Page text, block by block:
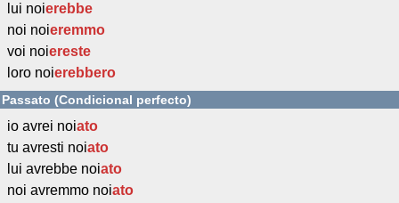
lui noierebbe
noi noieremmo
voi noiereste
loro noierebbero
Passato (Condicional perfecto)
io avrei noiato
tu avresti noiato
lui avrebbe noiato
noi avremmo noiato